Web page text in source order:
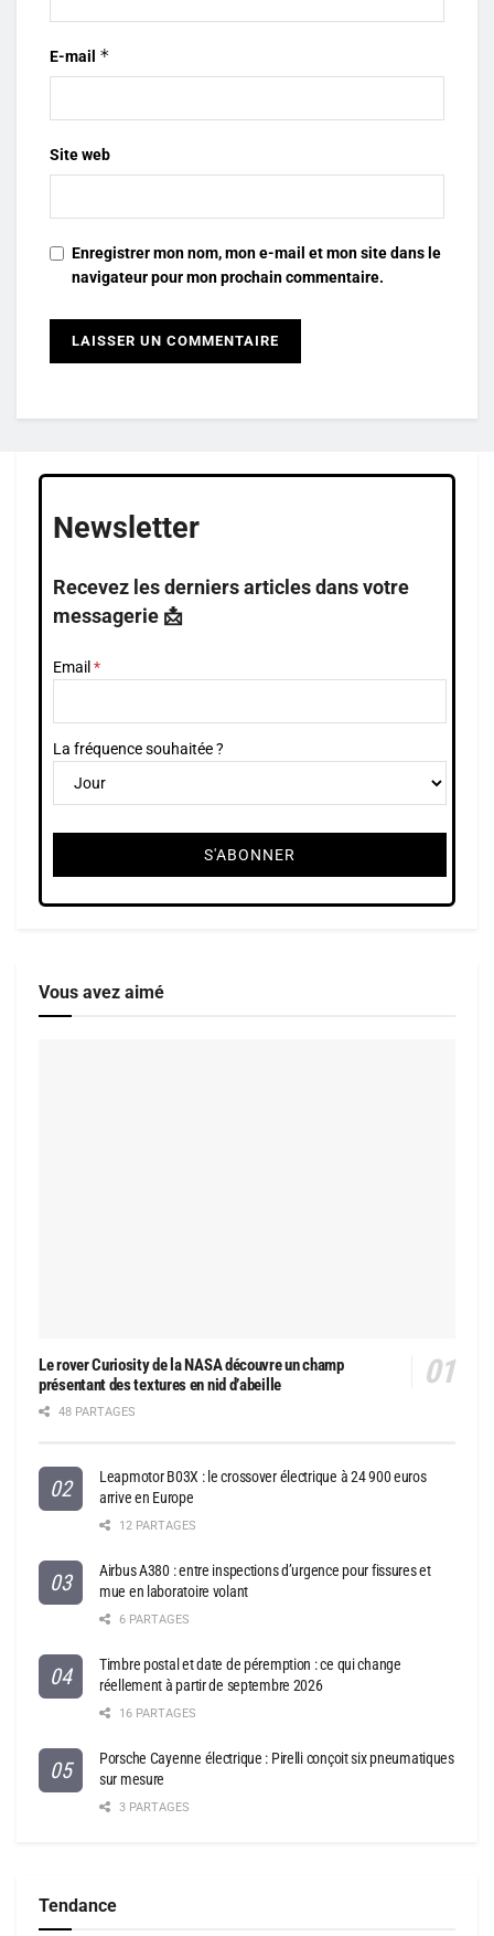
E-mail *
Site web
Enregistrer mon nom, mon e-mail et mon site dans le
navigateur pour mon prochain commentaire.
Newsletter
Recevez les derniers articles dans votre
messagerie 📩
Email
La fréquence souhaitée ?
Vous avez aimé
Le rover Curiosity de la NASA découvre un champ
présentant des textures en nid d’abeille
48 PARTAGES
Leapmotor B03X : le crossover électrique à 24 900 euros
arrive en Europe
12 PARTAGES
Airbus A380 : entre inspections d’urgence pour fissures et
mue en laboratoire volant
6 PARTAGES
Timbre postal et date de péremption : ce qui change
réellement à partir de septembre 2026
16 PARTAGES
Porsche Cayenne électrique : Pirelli conçoit six pneumatiques
sur mesure
3 PARTAGES
Tendance